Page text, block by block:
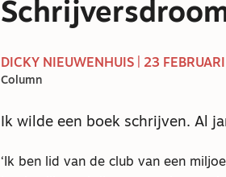
DICKY NIEUWENHUIS | 23
Column
Ik wilde een boek schrijven. Al
‘Ik ben lid van de club van een